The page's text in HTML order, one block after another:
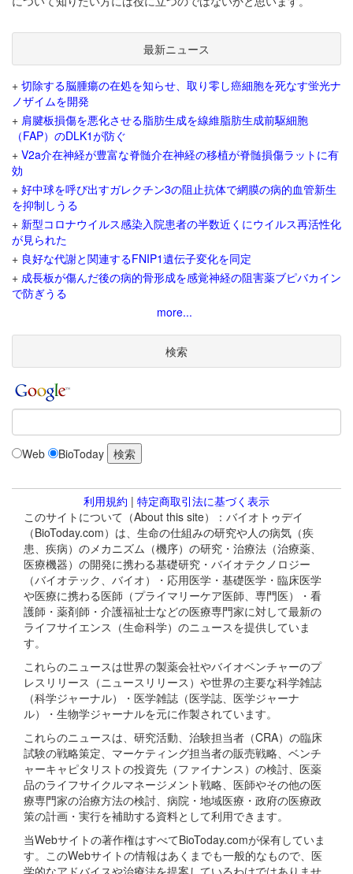
最新ニュース
+ 切除する脳腫瘍の在処を知らせ、取り零し癌細胞を死なす蛍光ナ
ノザイムを開発
+ 肩腱板損傷を悪化させる脂肪生成を線維脂肪生成前駆細胞
（FAP）のDLK1が防ぐ
+ V2a介在神経が豊富な脊髄介在神経の移植が脊髄損傷ラットに有
効
+ 好中球を呼び出すガレクチン3の阻止抗体で網膜の病的血管新生
を抑制しうる
+ 新型コロナウイルス感染入院患者の半数近くにウイルス再活性化
が見られた
+ 良好な代謝と関連するFNIP1遺伝子変化を同定
+ 成長板が傷んだ後の病的骨形成を感覚神経の阻害薬ブピバカイン
で防ぎうる
more...
検索
Web BioToday
利用規約 | 特定商取引法に基づく表示
このサイトについて（About this site）：バイオトゥデイ
（BioToday.com）は、生命の仕組みの研究や人の病気（疾
患、疾病）のメカニズム（機序）の研究・治療法（治療薬、
医療機器）の開発に携わる基礎研究・バイオテクノロジー
（バイオテック、バイオ）・応用医学・基礎医学・臨床医学
や医療に携わる医師（プライマリーケア医師、専門医）・看
護師・薬剤師・介護福祉士などの医療専門家に対して最新の
ライフサイエンス（生命科学）のニュースを提供していま
す。
これらのニュースは世界の製薬会社やバイオベンチャーのプ
レスリリース（ニュースリリース）や世界の主要な科学雑誌
（科学ジャーナル）・医学雑誌（医学誌、医学ジャーナ
ル）・生物学ジャーナルを元に作製されています。
これらのニュースは、研究活動、治験担当者（CRA）の臨床
試験の戦略策定、マーケティング担当者の販売戦略、ベンチ
ャーキャピタリストの投資先（ファイナンス）の検討、医薬
品のライフサイクルマネージメント戦略、医師やその他の医
療専門家の治療方法の検討、病院・地域医療・政府の医療政
策の計画・実行を補助する資料として利用できます。
当Webサイトの著作権はすべてBioToday.comが保有していま
す。このWebサイトの情報はあくまでも一般的なもので、医